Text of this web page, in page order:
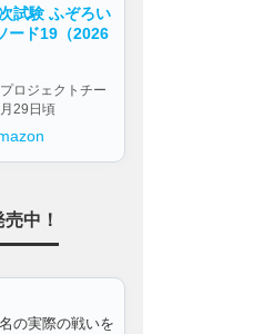
試験 ふぞろい
ード19（2026
ロジェクトチー
29日頃
中！
の実際の戦いを